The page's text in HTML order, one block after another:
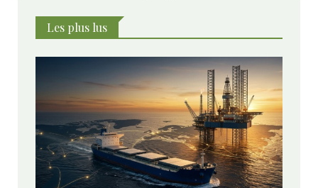
Les plus lus